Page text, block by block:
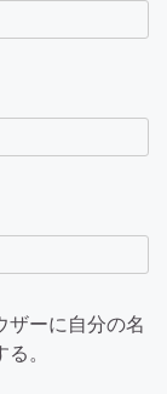
ザーに自分の名
。